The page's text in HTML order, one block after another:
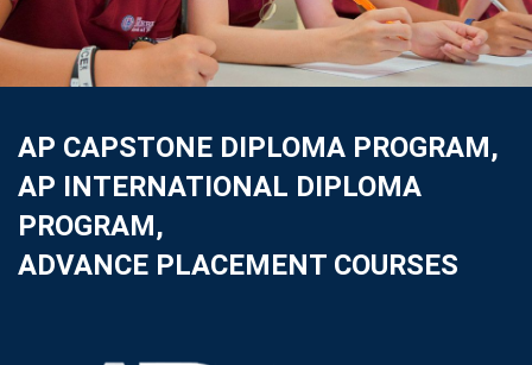
AP CAPSTONE DIPLOMA PROGRAM,
AP INTERNATIONAL DIPLOMA
PROGRAM,
ADVANCE PLACEMENT COURSES